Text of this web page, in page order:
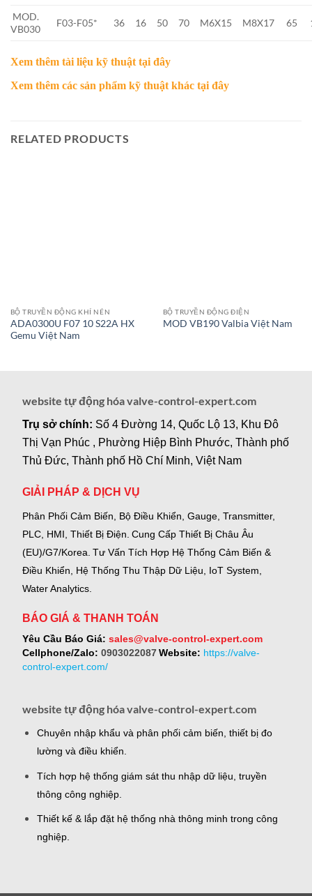
MOD.
VB030
F03-F05* 36 16 50 70 M6X15 M8X17 65
Xem thêm tài liệu kỹ thuật tại đây
Xem thêm các sản phẩm kỹ thuật khác tại đây
RELATED PRODUCTS
BỘ TRUYỀN ĐỘNG KHÍ NÉN
ADA0300U F07 10 S22A HX
Gemu Việt Nam
BỘ TRUYỀN ĐỘNG ĐIỆN
MOD VB190 Valbia Việt Nam
website tự động hóa valve-control-expert.com
Trụ sở chính: Số 4 Đường 14, Quốc Lộ 13, Khu Đô
Thị Vạn Phúc , Phường Hiệp Bình Phước, Thành phố
Thủ Đức, Thành phố Hồ Chí Minh, Việt Nam
GIẢI PHÁP & DỊCH VỤ
Phân Phối Cảm Biến, Bộ Điều Khiển, Gauge, Transmitter,
PLC, HMI, Thiết Bị Điện. Cung Cấp Thiết Bị Châu Âu
(EU)/G7/Korea. Tư Vấn Tích Hợp Hệ Thống Cảm Biến &
Điều Khiển, Hệ Thống Thu Thập Dữ Liệu, IoT System,
Water Analytics.
BÁO GIÁ & THANH TOÁN
Yêu Cầu Báo Giá: sales@valve-control-expert.com
Cellphone/Zalo: 0903022087 Website: https://valve-
control-expert.com/
website tự động hóa valve-control-expert.com
Chuyên nhập khẩu và phân phối cảm biến, thiết bị đo
lường và điều khiển.
Tích hợp hệ thống giám sát thu nhập dữ liệu, truyền
thông công nghiệp.
Thiết kế & lắp đặt hệ thống nhà thông minh trong công
nghiệp.